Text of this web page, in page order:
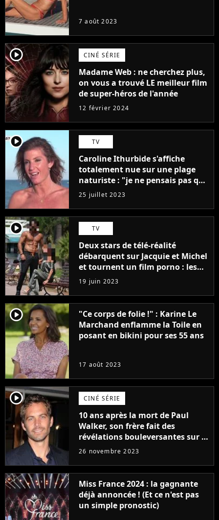
7 août 2023
player2 CINÉ SÉRIE
Madame Web : ne cherchez plus,
on vous a trouvé LE meilleur film
de super-héros de l'année
12 février 2024
player2 TV
Caroline Ithurbide s'affiche
totalement nue sur une plage
naturiste : "je ne pensais pas que
j'arriverais à le faire..."
25 juillet 2023
player2 TV
Deux stars de télé-réalité
débarquent sur Jacquie et Michel
et tournent un film porno : les
premières images du tournage
(exclu)
19 juin 2023
player2
"Ce corps de folie !" : Karine Le
Marchand enflamme la Toile en
posant en bikini pour ses 55 ans
17 août 2023
player2 CINÉ SÉRIE
10 ans après la mort de Paul
Walker, son frère fait des
révélations bouleversantes sur la
réaction des acteurs de Fast and
26 novembre 2023
Miss France 2024 : la gagnante
déjà annoncée ! (Et ce n'est pas
un simple pronostic)